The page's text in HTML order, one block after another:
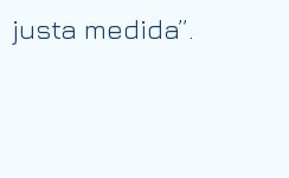
justa medida”.